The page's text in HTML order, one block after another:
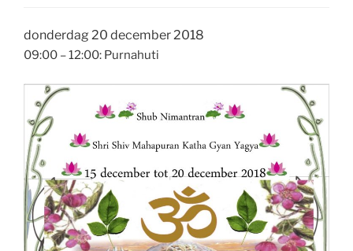
donderdag 20 december 2018
09:00 – 12:00: Purnahuti